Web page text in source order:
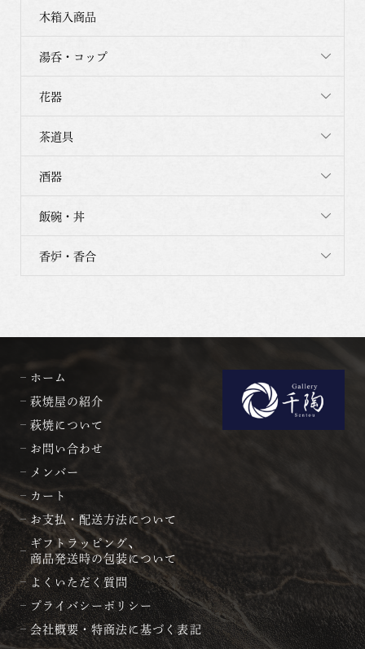
木箱入商品
湯呑・コップ
花器
茶道具
酒器
飯碗・丼
香炉・香合
ホーム
萩焼屋の紹介
萩焼について
お問い合わせ
メンバー
カート
お支払・配送方法について
ギフトラッピング、
商品発送時の包装について
よくいただく質問
プライバシーポリシー
会社概要・特商法に基づく表記